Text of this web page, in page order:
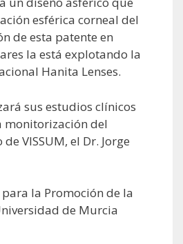
esférica corneal del
de esta patente en
la está explotando la
Hanita Lenses.
sus estudios clínicos
monitorización del
VISSUM, el Dr. Jorge
la Promoción de la
de Murcia